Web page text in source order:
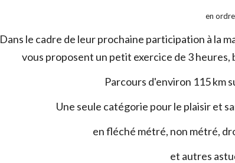
en
Dans le cadre de leur prochaine participation à la
vous proposent un petit exercice de 3
Parcours d'environ 115 km
Une seule catégorie pour le plaisir et
en fléché métré, non métré,
et autres